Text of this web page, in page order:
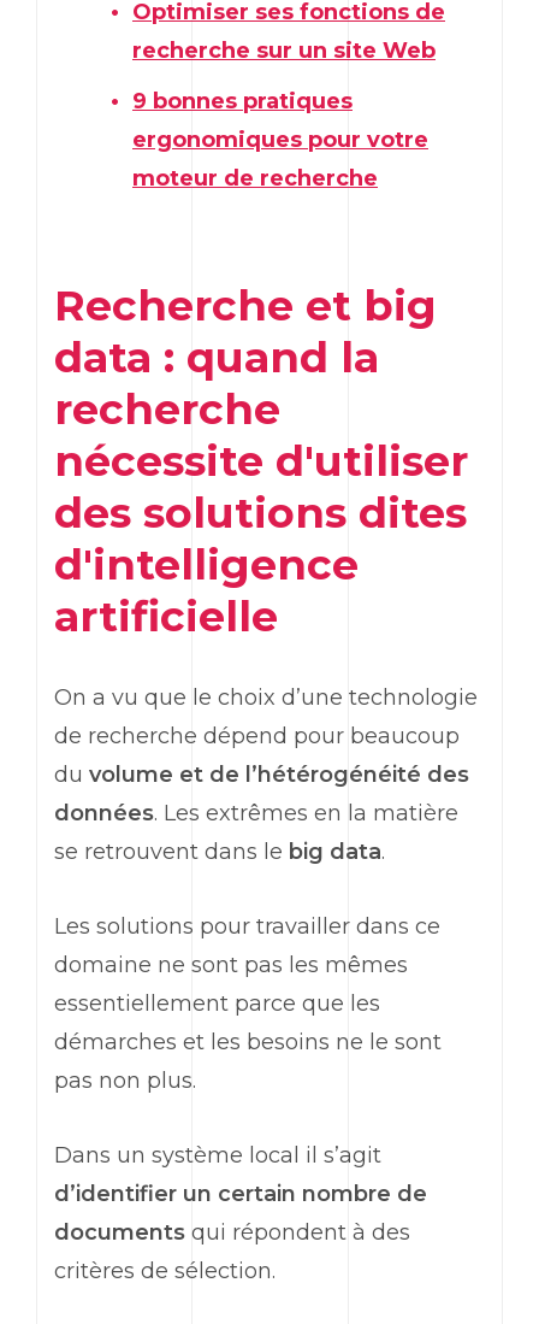
Optimiser ses fonctions de
recherche sur un site Web
9 bonnes pratiques
ergonomiques pour votre
moteur de recherche
Recherche et big
data : quand la
recherche
nécessite d'utiliser
des solutions dites
d'intelligence
artificielle
On a vu que le choix d’une technologie
de recherche dépend pour beaucoup
du volume et de l’hétérogénéité des
données. Les extrêmes en la matière
se retrouvent dans le big data.
Les solutions pour travailler dans ce
domaine ne sont pas les mêmes
essentiellement parce que les
démarches et les besoins ne le sont
pas non plus.
Dans un système local il s’agit
d’identifier un certain nombre de
documents qui répondent à des
critères de sélection.